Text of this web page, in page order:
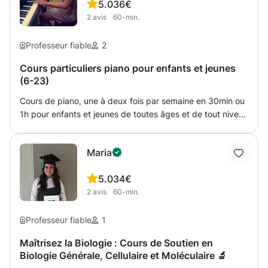
5.0
2 avis
36€
60-min.
Professeur fiable 2
Cours particuliers piano pour enfants et jeunes
(6-23)
Cours de piano, une à deux fois par semaine en 30min ou
1h pour enfants et jeunes de toutes âges et de tout niveau
culturelles. Les cours auront lieu chez moi ou chez l'élève.
Maria
5.0
2 avis
34€
60-min.
Professeur fiable 1
Maîtrisez la Biologie : Cours de Soutien en
Biologie Générale, Cellulaire et Moléculaire 🔬